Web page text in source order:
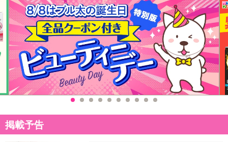
商品到着時点でのお日持ち期間は、配送日数などにより異なります
のでご了承ください。
【キャンセルについて】
※お申込み後のキャンセルはお受けできません。
記載されている内容を必ずご確認いただき、お届けする商品セット
にご納得いただきましたうえでお申し込みください。
※パッケージ変更や商品リニューアル（成分など含む）等により、
参考の掲載画像や画像内のバーコードなど、お届け商品と多少異な
る場合がございます。
また、[新たな加工食品の原料原産地表示制度]の経過措置期間の終
了により、商品詳細内に記載の原産国・原材料の表記が旧表記の場
掲載予告